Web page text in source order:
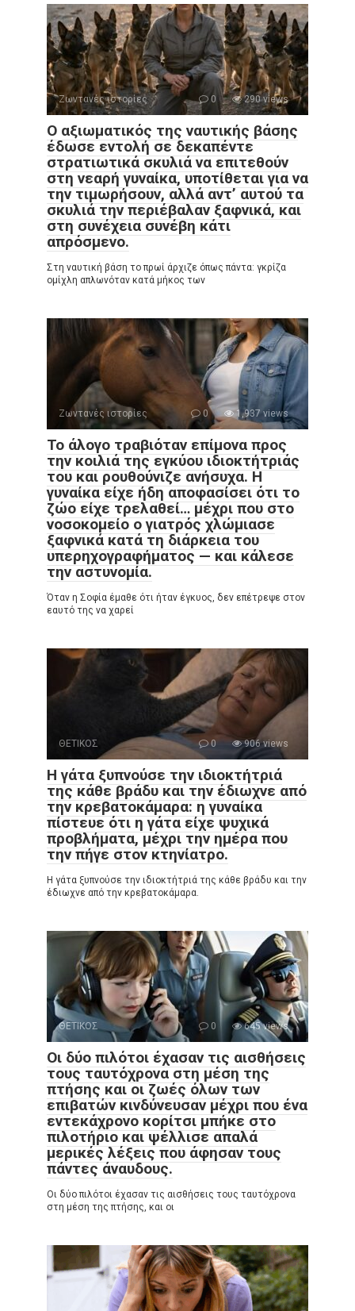
Ζωντανές ιστορίες 0 290 views
Ο αξιωματικός της ναυτικής βάσης
έδωσε εντολή σε δεκαπέντε
στρατιωτικά σκυλιά να επιτεθούν
στη νεαρή γυναίκα, υποτίθεται για να
την τιμωρήσουν, αλλά αντ’ αυτού τα
σκυλιά την περιέβαλαν ξαφνικά, και
στη συνέχεια συνέβη κάτι
απρόσμενο.
Στη ναυτική βάση το πρωί άρχιζε όπως πάντα: γκρίζα
ομίχλη απλωνόταν κατά μήκος των
Ζωντανές ιστορίες 0 1,937 views
Το άλογο τραβιόταν επίμονα προς
την κοιλιά της εγκύου ιδιοκτήτριάς
του και ρουθούνιζε ανήσυχα. Η
γυναίκα είχε ήδη αποφασίσει ότι το
ζώο είχε τρελαθεί… μέχρι που στο
νοσοκομείο ο γιατρός χλώμιασε
ξαφνικά κατά τη διάρκεια του
υπερηχογραφήματος — και κάλεσε
την αστυνομία.
Όταν η Σοφία έμαθε ότι ήταν έγκυος, δεν επέτρεψε στον
εαυτό της να χαρεί
ΘΕΤΙΚΟΣ 0 906 views
Η γάτα ξυπνούσε την ιδιοκτήτριά
της κάθε βράδυ και την έδιωχνε από
την κρεβατοκάμαρα: η γυναίκα
πίστευε ότι η γάτα είχε ψυχικά
προβλήματα, μέχρι την ημέρα που
την πήγε στον κτηνίατρο.
Η γάτα ξυπνούσε την ιδιοκτήτριά της κάθε βράδυ και την
έδιωχνε από την κρεβατοκάμαρα.
ΘΕΤΙΚΟΣ 0 645 views
Οι δύο πιλότοι έχασαν τις αισθήσεις
τους ταυτόχρονα στη μέση της
πτήσης και οι ζωές όλων των
επιβατών κινδύνευσαν μέχρι που ένα
εντεκάχρονο κορίτσι μπήκε στο
πιλοτήριο και ψέλλισε απαλά
μερικές λέξεις που άφησαν τους
πάντες άναυδους.
Οι δύο πιλότοι έχασαν τις αισθήσεις τους ταυτόχρονα
στη μέση της πτήσης, και οι